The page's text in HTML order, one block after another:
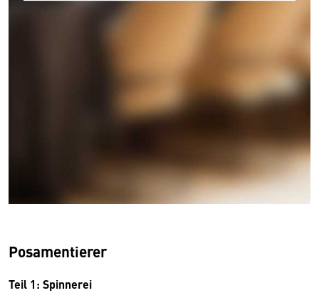
Posamentierer
Teil 1: Spinnerei
Wir benötigen Ihre Zustimmung
Hier würden wir Ihnen gerne einen externen
Inhalt anzeigen. Dafür benötigen wir allerdings
und Nutzerverhalten mitunter mit US-
Diese Daten unterliegen keinem dem EU-